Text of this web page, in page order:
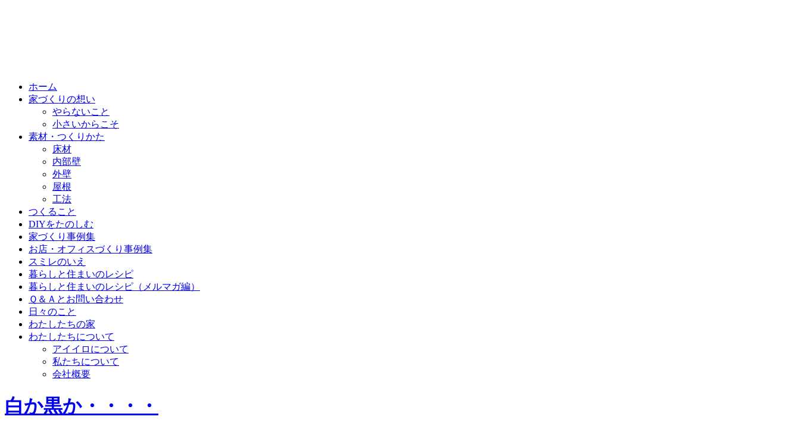
ホーム
家づくりの想い
やらないこと
小さいからこそ
素材・つくりかた
床材
内部壁
外壁
屋根
工法
つくること
DIYをたのしむ
家づくり事例集
お店・オフィスづくり事例集
スミレのいえ
暮らしと住まいのレシピ
暮らしと住まいのレシピ（メルマガ編）
Ｑ＆Ａとお問い合わせ
日々のこと
わたしたちの家
わたしたちについて
アイイロについて
私たちについて
会社概要
白か黒か・・・・